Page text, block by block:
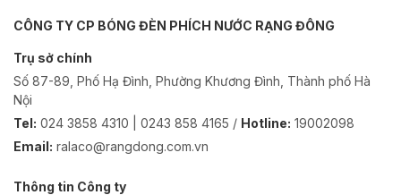
CÔNG TY CP BÓNG ĐÈN PHÍCH NƯỚC RẠNG ĐÔNG
Trụ sở chính
Số 87-89, Phố Hạ Đình, Phường Khương Đình, Thành phố Hà
Nội
Tel: 024 3858 4310 | 0243 858 4165 / Hotline: 19002098
Email: ralaco@rangdong.com.vn
Thông tin Công ty